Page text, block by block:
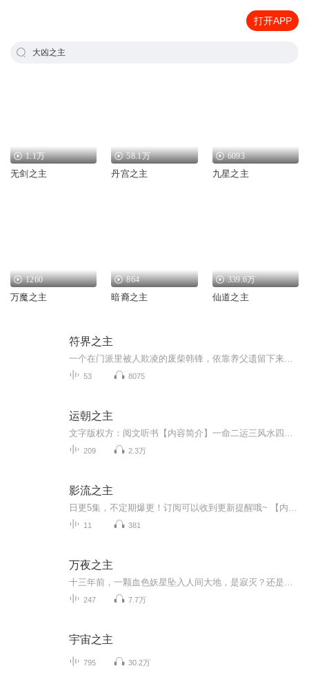
打开APP
大凶之主
1.1万
无剑之主
58.1万
丹宫之主
6093
九星之主
1260
万魔之主
864
暗裔之主
339.6万
仙道之主
符界之主
53 8075
运朝之主
209 2.3万
影流之主
11 381
万夜之主
247 7.7万
宇宙之主
795 30.2万